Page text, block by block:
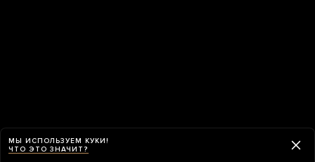
МЫ ИСПОЛЬЗУЕМ КУКИ!
ЧТО ЭТО ЗНАЧИТ?